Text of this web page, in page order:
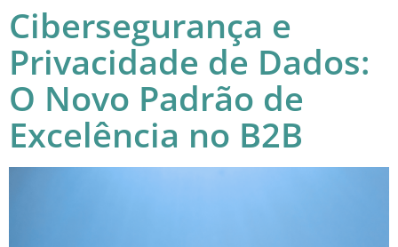
Cibersegurança e
Privacidade de Dados:
O Novo Padrão de
Excelência no B2B